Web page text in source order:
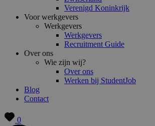
Verenigd Koninkrijk
Voor werkgevers
Werkgevers
Werkgevers
Recruitment Guide
Over ons
Wie zijn wij?
Over ons
Werken bij StudentJob
Blog
Contact
0